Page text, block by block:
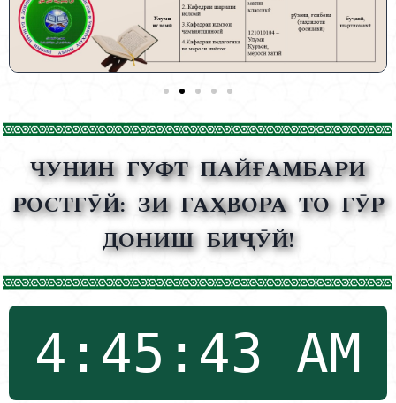
ЧУНИН ГУФТ ПАЙҒАМБАРИ
РОСТГӮЙ: ЗИ ГАҲВОРА ТО ГӮР
ДОНИШ БИҶӮЙ!